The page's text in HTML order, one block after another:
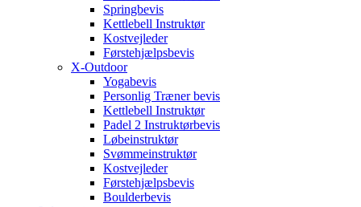
Springbevis
Kettlebell Instruktør
Kostvejleder
Førstehjælpsbevis
X-Outdoor
Yogabevis
Personlig Træner bevis
Kettlebell Instruktør
Padel 2 Instruktørbevis
Løbeinstruktør
Svømmeinstruktør
Kostvejleder
Førstehjælpsbevis
Boulderbevis